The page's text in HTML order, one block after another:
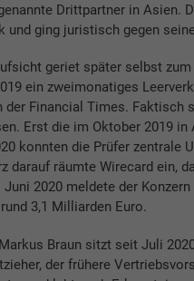
Drittpartner in Asien.
und ging juristisch gegen
geriet später selbst
ein zweimonatiges
der Financial Times. Faktisch
Erst die im Oktober 2019 in
konnten die Prüfer zentrale
darauf räumte Wirecard ein,
2020 meldete der
3,1 Milliarden Euro.
Braun sitzt seit Juli
der frühere